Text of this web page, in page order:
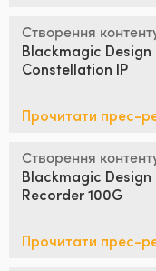
United States
Створення
Blackmagic Design
Constellation IP
Прочитати прес-
Створення
Blackmagic Design
Recorder 100G
Прочитати прес-